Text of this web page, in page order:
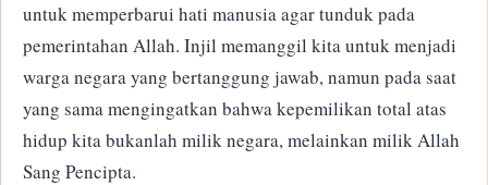
untuk memperbarui hati manusia agar tunduk pada
pemerintahan Allah. Injil memanggil kita untuk menjadi
warga negara yang bertanggung jawab, namun pada saat
yang sama mengingatkan bahwa kepemilikan total atas
hidup kita bukanlah milik negara, melainkan milik Allah
Sang Pencipta.